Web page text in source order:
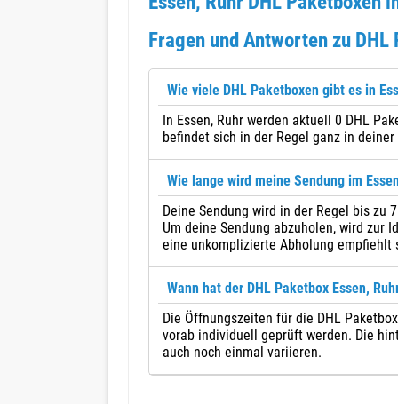
Fragen und Antworten zu
Wie viele DHL Paketboxen gibt es in
In Essen, Ruhr werden aktuell 0 DHL
befindet sich in der Regel ganz in deiner
Wie lange wird meine Sendung im
Deine Sendung wird in der Regel bis zu
Um deine Sendung abzuholen, wird zur
eine unkomplizierte Abholung
Wann hat der DHL Paketbox Essen,
Die Öffnungszeiten für die DHL
vorab individuell geprüft werden. Die
auch noch einmal variieren.